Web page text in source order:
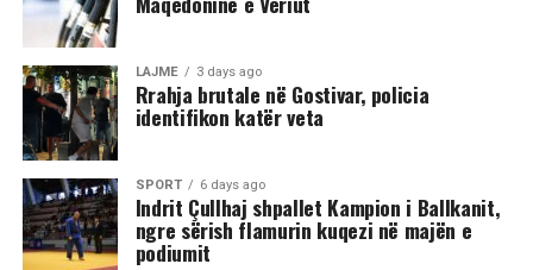
nga djemtë është goditur në pjesën e kokës, pas së cilës
ka rënë në tokë dhe ka mbetur i palëvizshëm.
Përkundër faktit se po shtrihej në rrugë, në incizim
shihet se sulmi ka vazhduar me goditje të shumta ndaj
trupit të tij, gjë që ka shkaktuar reagime dhe dënime të
ashpra në rrjetet sociale.(INA)
LAJME 3 days ago
Rrahja brutale në Gostivar, policia
identifikon katër veta
SPORT 6 days ago
Indrit Çullhaj shpallet Kampion i Ballkanit,
ngre sërish flamurin kuqezi në majën e
podiumit